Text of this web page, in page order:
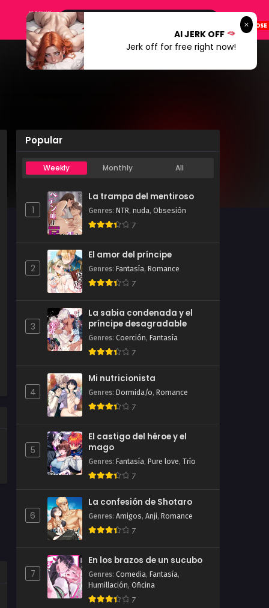
DARK?
Popular
Weekly Monthly All
1
La trampa del mentiroso
Genres: NTR, nuda, Obsesión
7
2
El amor del príncipe
Genres: Fantasía, Romance
7
3
La sabia condenada y el
príncipe desagradable
Genres: Coerción, Fantasía
7
4
Mi nutricionista
Genres: Dormida/o, Romance
7
5
El castigo del héroe y el
mago
Genres: Fantasía, Pure love, Trío
7
6
La confesión de Shotaro
Genres: Amigos, Anji, Romance
7
7
En los brazos de un sucubo
Genres: Comedia, Fantasía,
Humillación, Oficina
7
AI JERK OFF
Jerk off for free right now!